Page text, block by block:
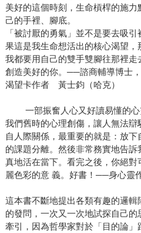
美好的這個時刻，生命槓桿的施
己的手裡、腳底。
「被討厭的勇氣」並不是要去吸
果這是我生命想活出的核心渴望，
我都要用自己的雙手雙腳往那裡
創造美好的你。──諮商輔導博士
渴望卡作者 黃士鈞（哈克）
一部振奮人心又好讀易懂的心
我們舊時的心理創傷，讓人無法
自人際關係，最重要的就是：放
的課題分離。然後非常務實地告
真地活在當下。看完之後，你絕
麗色彩的意 義。好書！──身心
這本書不斷地提出各類有趣的邏輯
的發問，一次又一次地試探自己
牽引，因為哲學家對於「目的論